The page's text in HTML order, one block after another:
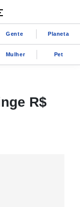
Gente Planeta
Mulher Pet
R$